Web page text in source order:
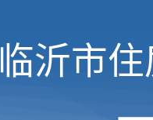
临沂市